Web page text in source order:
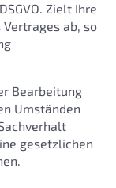
Zielt Ihre
ab, so
Bearbeitung
Umständen
gesetzlichen